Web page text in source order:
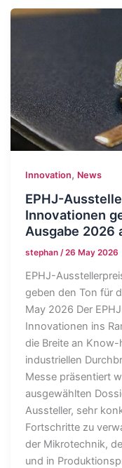
Innovation, News
EPHJ-
Innovationen
Ausgabe 2026
stephan/26 May 2026
EPHJ-
geben den Ton für
May 2026 Der
Innovationen ins
die Breite an
industriellen
Messe präsentiert
ausgewählten
Aussteller, sehr
Fortschritte zu
der Mikrotechnik,
und in